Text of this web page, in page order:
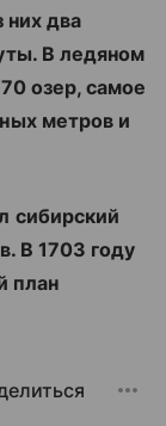
них два
В ледяном
озер, самое
метров и
сибирский
В 1703 году
план